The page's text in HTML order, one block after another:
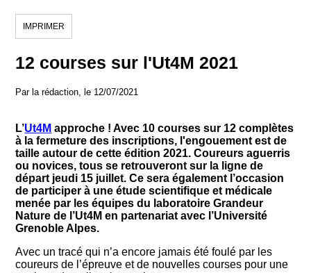
IMPRIMER
12 courses sur l'Ut4M 2021
Par la rédaction, le 12/07/2021
L’Ut4M approche ! Avec 10 courses sur 12 complètes
à la fermeture des inscriptions, l'engouement est de
taille autour de cette édition 2021. Coureurs aguerris
ou novices, tous se retrouveront sur la ligne de
départ jeudi 15 juillet. Ce sera également l’occasion
de participer à une étude scientifique et médicale
menée par les équipes du laboratoire Grandeur
Nature de l’Ut4M en partenariat avec l’Université
Grenoble Alpes.
Avec un tracé qui n’a encore jamais été foulé par les
coureurs de l’épreuve et de nouvelles courses pour une